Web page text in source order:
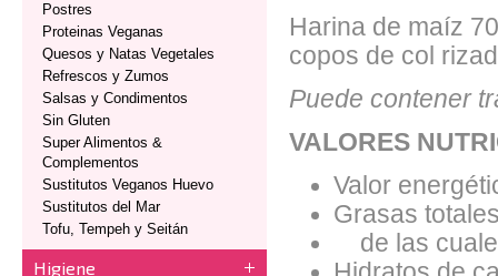
Postres
Proteinas Veganas
Quesos y Natas Vegetales
Refrescos y Zumos
Salsas y Condimentos
Sin Gluten
Super Alimentos &
Complementos
Sustitutos Veganos Huevo
Sustitutos del Mar
Tofu, Tempeh y Seitán
Higiene
Harina de maíz
copos de col
Puede contener
VALORES
Valor
Grasas
de las